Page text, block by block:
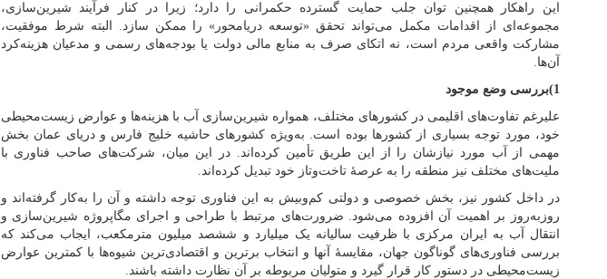
این راهکار همچنین توان جلب حمایت گسترده حکمرانی را دارد؛ زیرا در کنار فرآیند شیرین‌سازی،
مجموعه‌ای از اقدامات مکمل می‌تواند تحقق «توسعه دریا‌محور» را ممکن سازد. البته شرط موفقیت،
مشارکت واقعی مردم است، نه اتکای صرف به منابع مالی دولت یا بودجه‌های رسمی و مدعیان هزینه‌کرد
آن‌ها.
1)بررسی وضع موجود
علیرغم تفاوت‌های اقلیمی در کشورهای مختلف، همواره شیرین‌سازی آب با هزینه‌ها و عوارض زیست‌محیطی
خود، مورد توجه بسیاری از کشورها بوده است. به‌ویژه کشورهای حاشیه خلیج فارس و دریای عمان بخش
مهمی از آب مورد نیازشان را از این طریق تأمین کرده‌اند. در این میان، شرکت‌های صاحب فناوری با
ملیت‌های مختلف نیز منطقه را به عرصۀ تاخت‌وتاز خود تبدیل کرده‌اند.
در داخل کشور نیز، بخش خصوصی و دولتی کم‌وبیش به این فناوری توجه داشته و آن را به‌کار گرفته‌اند و
روزبه‌روز بر اهمیت آن افزوده می‌شود. ضرورت‌های مرتبط با طراحی و اجرای مگاپروژه شیرین‌سازی و
انتقال آب به ایران مرکزی با ظرفیت سالیانه یک میلیارد و ششصد میلیون مترمکعب، ایجاب می‌کند که
بررسی فناوری‌های گوناگون جهان، مقایسۀ آنها و انتخاب برترین و اقتصادی‌ترین شیوه‌ها با کمترین عوارض
زیست‌محیطی در دستور کار قرار گیرد و متولیان مربوطه بر آن نظارت داشته باشند.